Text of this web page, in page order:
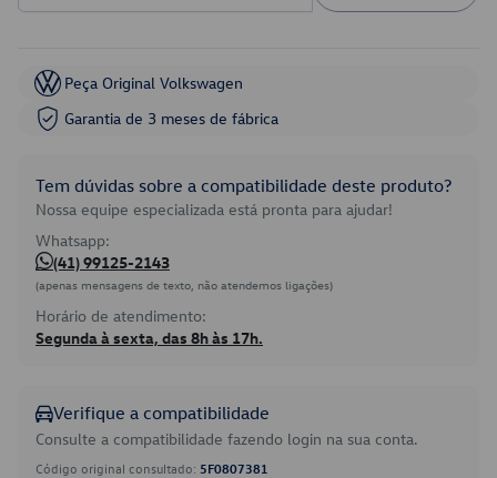
Peça Original Volkswagen
Garantia de 3 meses de fábrica
Tem dúvidas sobre a compatibilidade deste produto?
Nossa equipe especializada está pronta para ajudar!
Whatsapp:
(41) 99125-2143
(apenas mensagens de texto, não atendemos ligações)
Horário de atendimento:
Segunda à sexta, das 8h às 17h.
Verifique a compatibilidade
Consulte a compatibilidade fazendo login na sua conta.
Código original consultado: 5F0807381